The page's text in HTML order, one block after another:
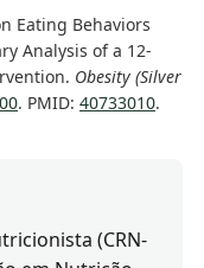
Eating Behaviors
Analysis of a 12-
Obesity (Silver
. PMID: 40733010.
(CRN-